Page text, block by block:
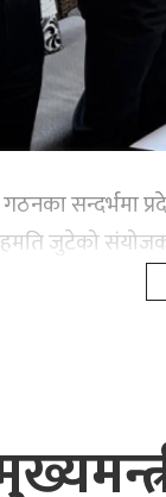
सन्दर्भमा
जुटेको